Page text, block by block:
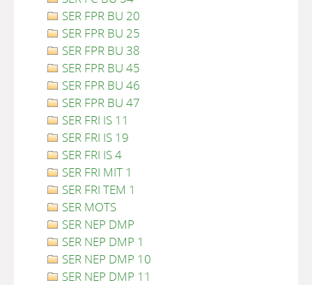
SER FPR BU 20
SER FPR BU 25
SER FPR BU 38
SER FPR BU 45
SER FPR BU 46
SER FPR BU 47
SER FRI IS 11
SER FRI IS 19
SER FRI IS 4
SER FRI MIT 1
SER FRI TEM 1
SER MOTS
SER NEP DMP
SER NEP DMP 1
SER NEP DMP 10
SER NEP DMP 11